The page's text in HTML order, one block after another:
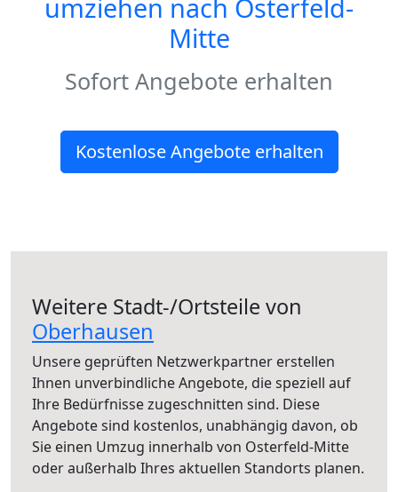
umziehen nach Osterfeld-
Mitte
Sofort Angebote erhalten
Kostenlose Angebote erhalten
Weitere Stadt-/Ortsteile von
Oberhausen
Unsere geprüften Netzwerkpartner erstellen
Ihnen unverbindliche Angebote, die speziell auf
Ihre Bedürfnisse zugeschnitten sind. Diese
Angebote sind kostenlos, unabhängig davon, ob
Sie einen Umzug innerhalb von Osterfeld-Mitte
oder außerhalb Ihres aktuellen Standorts planen.